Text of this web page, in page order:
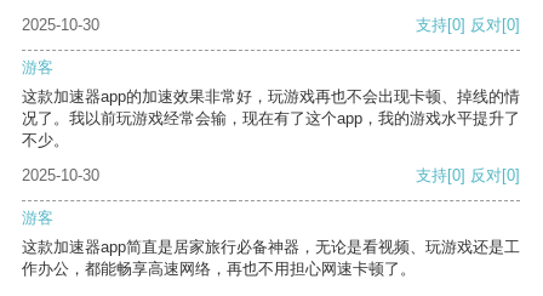
2025-10-30 支持[0] 反对[0]
游客
这款加速器app的加速效果非常好，玩游戏再也不会出现卡顿、掉线的情
况了。我以前玩游戏经常会输，现在有了这个app，我的游戏水平提升了
不少。
2025-10-30
支持[0] 反对[0]
游客
这款加速器app简直是居家旅行必备神器，无论是看视频、玩游戏还是工
作办公，都能畅享高速网络，再也不用担心网速卡顿了。